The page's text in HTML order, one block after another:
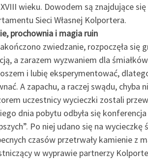
wieku. Dowodem są znajdujące
Sieci Własnej Kolportera.
prochownia i magia ruin
zwiedzanie, rozpoczęła
a zarazem wyzwaniem dla
i lubię eksperymentować,
A zapachu, a raczej swądu, chyba
uczestnicy wycieczki zostali
dnia pobytu odbyła się
Po niej udano się na
czasów przetrwały kamienie z
w wyprawie partnerzy